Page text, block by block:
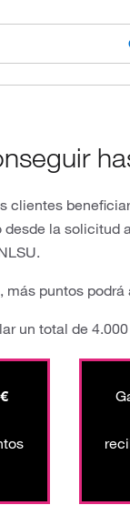
clientes
desde la solicitud
más puntos podrá
un total de